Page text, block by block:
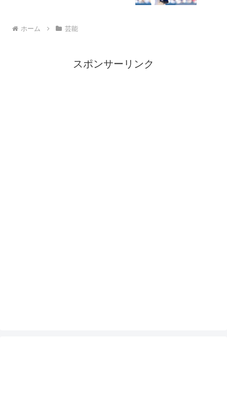
ホーム 芸能
スポンサーリンク